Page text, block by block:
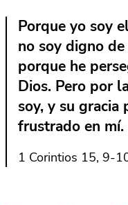
Porque yo soy
no soy digno
porque he
Dios. Pero por
soy, y su gracia
frustrado en mí.
1 Corintios 15, 9-